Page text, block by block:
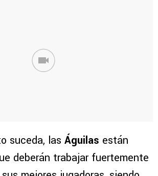
suceda, las Águilas están
deberán trabajar fuertemente